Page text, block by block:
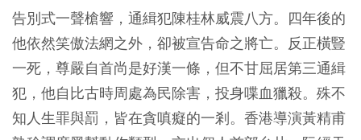
告別式一聲槍響，通緝犯陳桂林威震八方。四年後的
他依然笑傲法網之外，卻被宣告命之將亡。反正橫豎
一死，尊嚴自首尚是好漢一條，但不甘屈居第三通緝
犯，他自比古時周處為民除害，投身喋血獵殺。殊不
知人生罪與罰，皆在貪嗔癡的一剎。香港導演黃精甫